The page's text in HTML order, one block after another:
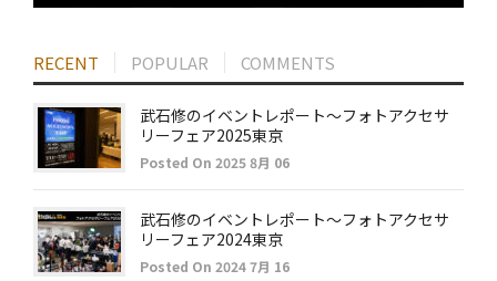
RECENT POPULAR COMMENTS
武石修のイベントレポート～フォトアクセサ
リーフェア2025東京
Posted On 2025 8月 06
武石修のイベントレポート～フォトアクセサ
リーフェア2024東京
Posted On 2024 7月 16